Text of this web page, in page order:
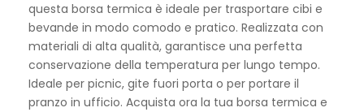
questa borsa termica è ideale per trasportare cibi e
bevande in modo comodo e pratico. Realizzata con
materiali di alta qualità, garantisce una perfetta
conservazione della temperatura per lungo tempo.
Ideale per picnic, gite fuori porta o per portare il
pranzo in ufficio. Acquista ora la tua borsa termica e